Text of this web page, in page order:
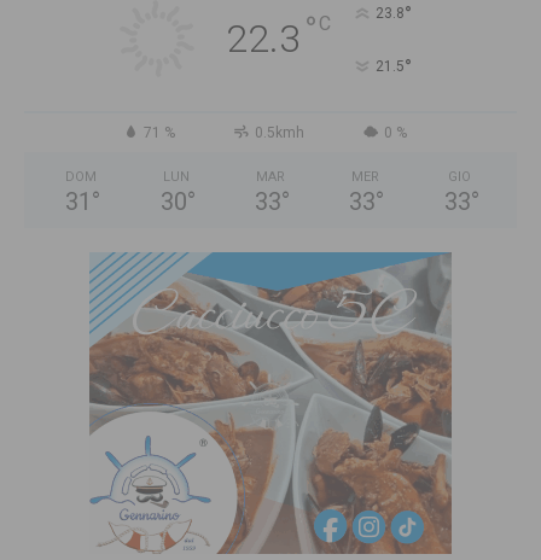
22.3 ° C 23.8°
21.5°
71 % 0.5kmh 0 %
DOM
31 °
LUN
30°
MAR
33°
MER
33°
GIO
33°